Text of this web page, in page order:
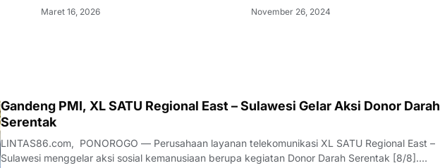
Maret 16, 2026 November 26, 2024
Gandeng PMI, XL SATU Regional East – Sulawesi Gelar Aksi Donor Darah
Serentak
LINTAS86.com, PONOROGO — Perusahaan layanan telekomunikasi XL SATU Regional East –
Sulawesi menggelar aksi sosial kemanusiaan berupa kegiatan Donor Darah Serentak [8/8].